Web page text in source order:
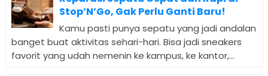
Stop’N’Go, Gak Perlu Ganti Baru!
Kamu pasti punya sepatu yang jadi andalan
banget buat aktivitas sehari-hari. Bisa jadi sneakers
favorit yang udah nemenin ke kampus, ke kantor,...